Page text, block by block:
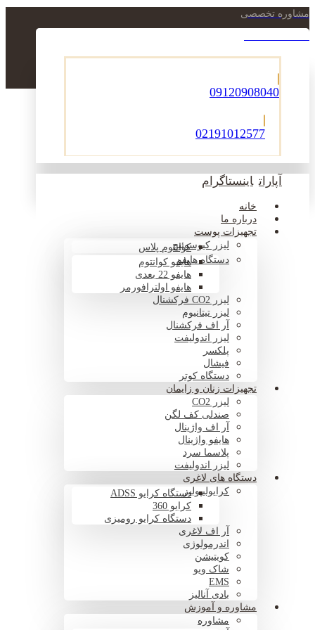
مشاوره تخصصی
09120908040
02191012577
آپارات اینستاگرام
خانه
درباره ما
تجهیزات پوست
لیزر کیوسوئیچکوانتوم پلاس
دستگاه هایفوهایفو کوانتوم
هایفو 22 بعدی
هایفو اولترافورمر
لیزر CO2 فرکشنال
لیزر تیتانیوم
آر اف فرکشنال
لیزر اندولیفت
پلکسر
فیشال
دستگاه کوتر
تجهیزات زنان و زایمان
لیزر CO2
صندلی کف لگن
آر اف واژینال
هایفو واژینال
پلاسما سرد
لیزر اندولیفت
دستگاه های لاغری
کرایولیپولیزدستگاه کرایو ADSS
کرایو 360
دستگاه کرایو رومیزی
آر اف لاغری
اندرمولوژی
کویتیشن
شاک ویو
EMS
بادی آنالیز
مشاوره و آموزش
مشاوره